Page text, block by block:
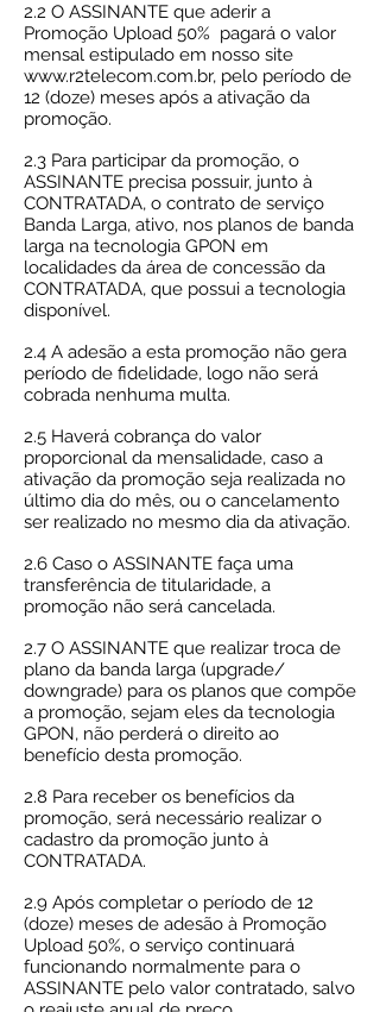
2.2 O ASSINANTE que aderir a
Promoção Upload 50% pagará o valor
mensal estipulado em nosso site
www.r2telecom.com.br, pelo período de
12 (doze) meses após a ativação da
promoção.
2.3 Para participar da promoção, o
ASSINANTE precisa possuir, junto à
CONTRATADA, o contrato de serviço
Banda Larga, ativo, nos planos de banda
larga na tecnologia GPON em
localidades da área de concessão da
CONTRATADA, que possui a tecnologia
disponível.
2.4 A adesão a esta promoção não gera
período de fidelidade, logo não será
cobrada nenhuma multa.
2.5 Haverá cobrança do valor
proporcional da mensalidade, caso a
ativação da promoção seja realizada no
último dia do mês, ou o cancelamento
ser realizado no mesmo dia da ativação.
2.6 Caso o ASSINANTE faça uma
transferência de titularidade, a
promoção não será cancelada.
2.7 O ASSINANTE que realizar troca de
plano da banda larga (upgrade/
downgrade) para os planos que compõe
a promoção, sejam eles da tecnologia
GPON, não perderá o direito ao
benefício desta promoção.
2.8 Para receber os benefícios da
promoção, será necessário realizar o
cadastro da promoção junto à
CONTRATADA.
2.9 Após completar o período de 12
(doze) meses de adesão à Promoção
Upload 50%, o serviço continuará
funcionando normalmente para o
ASSINANTE pelo valor contratado, salvo